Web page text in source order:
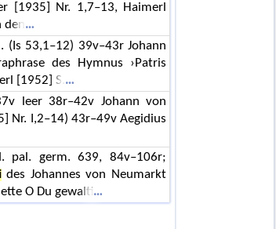
[1935] Nr. 1,7–13, Haimerl
den
53,1–12) 39v–43r Johann
des Hymnus ›Patris
[1952] S.
leer 38r–42v Johann von
Nr. I,2–14) 43r–49v Aegidius
pal. germ. 639, 84v–106r;
des Johannes von Neumarkt
O Du gewalti